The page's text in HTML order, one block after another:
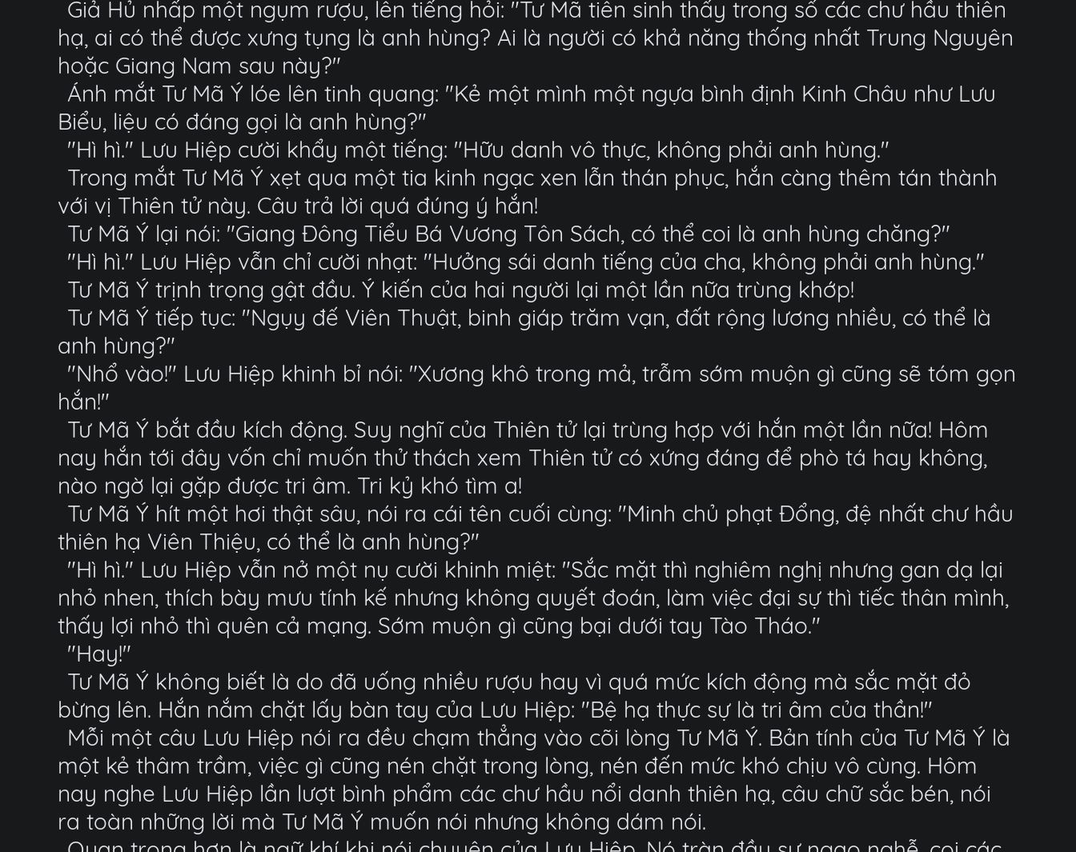
Giả Hủ nhấp một ngụm rượu, lên tiếng hỏi: "Tư Mã tiên sinh thấy trong số các chư hầu thiên
hạ, ai có thể được xưng tụng là anh hùng? Ai là người có khả năng thống nhất Trung Nguyên
hoặc Giang Nam sau này?"
Ánh mắt Tư Mã Ý lóe lên tinh quang: "Kẻ một mình một ngựa bình định Kinh Châu như Lưu
Biểu, liệu có đáng gọi là anh hùng?"
"Hì hì." Lưu Hiệp cười khẩy một tiếng: "Hữu danh vô thực, không phải anh hùng."
Trong mắt Tư Mã Ý xẹt qua một tia kinh ngạc xen lẫn thán phục, hắn càng thêm tán thành
với vị Thiên tử này. Câu trả lời quá đúng ý hắn!
Tư Mã Ý lại nói: "Giang Đông Tiểu Bá Vương Tôn Sách, có thể coi là anh hùng chăng?"
"Hì hì." Lưu Hiệp vẫn chỉ cười nhạt: "Hưởng sái danh tiếng của cha, không phải anh hùng."
Tư Mã Ý trịnh trọng gật đầu. Ý kiến của hai người lại một lần nữa trùng khớp!
Tư Mã Ý tiếp tục: "Ngụy đế Viên Thuật, binh giáp trăm vạn, đất rộng lương nhiều, có thể là
anh hùng?"
"Nhổ vào!" Lưu Hiệp khinh bỉ nói: "Xương khô trong mả, trẫm sớm muộn gì cũng sẽ tóm gọn
hắn!"
Tư Mã Ý bắt đầu kích động. Suy nghĩ của Thiên tử lại trùng hợp với hắn một lần nữa! Hôm
nay hắn tới đây vốn chỉ muốn thử thách xem Thiên tử có xứng đáng để phò tá hay không,
nào ngờ lại gặp được tri âm. Tri kỷ khó tìm a!
Tư Mã Ý hít một hơi thật sâu, nói ra cái tên cuối cùng: "Minh chủ phạt Đổng, đệ nhất chư hầu
thiên hạ Viên Thiệu, có thể là anh hùng?"
"Hì hì." Lưu Hiệp vẫn nở một nụ cười khinh miệt: "Sắc mặt thì nghiêm nghị nhưng gan dạ lại
nhỏ nhen, thích bày mưu tính kế nhưng không quyết đoán, làm việc đại sự thì tiếc thân mình,
thấy lợi nhỏ thì quên cả mạng. Sớm muộn gì cũng bại dưới tay Tào Tháo."
"Hay!"
Tư Mã Ý không biết là do đã uống nhiều rượu hay vì quá mức kích động mà sắc mặt đỏ
bừng lên. Hắn nắm chặt lấy bàn tay của Lưu Hiệp: "Bệ hạ thực sự là tri âm của thần!"
Mỗi một câu Lưu Hiệp nói ra đều chạm thẳng vào cõi lòng Tư Mã Ý. Bản tính của Tư Mã Ý là
một kẻ thâm trầm, việc gì cũng nén chặt trong lòng, nén đến mức khó chịu vô cùng. Hôm
nay nghe Lưu Hiệp lần lượt bình phẩm các chư hầu nổi danh thiên hạ, câu chữ sắc bén, nói
ra toàn những lời mà Tư Mã Ý muốn nói nhưng không dám nói.